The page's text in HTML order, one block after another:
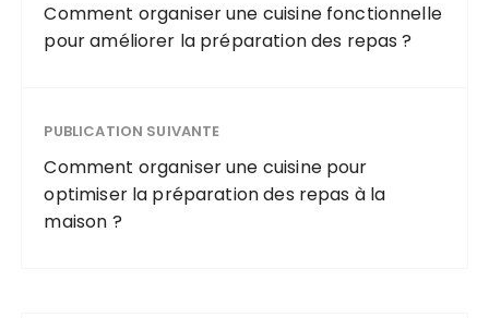
Comment organiser une cuisine fonctionnelle
pour améliorer la préparation des repas ?
PUBLICATION SUIVANTE
Comment organiser une cuisine pour
optimiser la préparation des repas à la
maison ?